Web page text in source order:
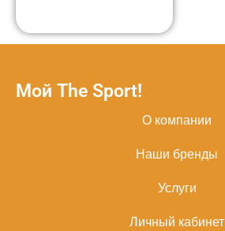
Мой The Sport!
О компании
Наши бренды
Услуги
Личный кабинет